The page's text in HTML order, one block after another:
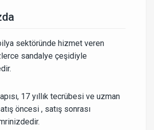
sektöründe hizmet veren
sandalye çeşidiyle
17 yıllık tecrübesi ve uzman
öncesi , satış sonrası